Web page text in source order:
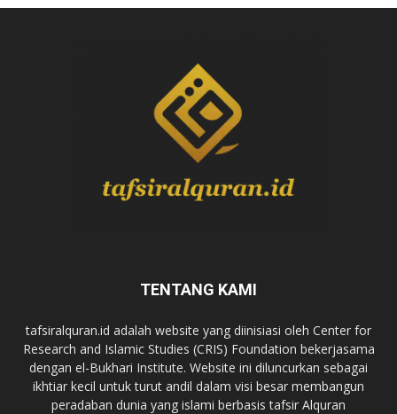
TENTANG KAMI
tafsiralquran.id adalah website yang diinisiasi oleh Center for
Research and Islamic Studies (CRIS) Foundation bekerjasama
dengan el-Bukhari Institute. Website ini diluncurkan sebagai
ikhtiar kecil untuk turut andil dalam visi besar membangun
peradaban dunia yang islami berbasis tafsir Alquran